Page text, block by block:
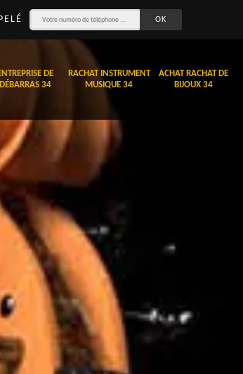
DE
DÉBARRAS 34
RACHAT INSTRUMENT
MUSIQUE 34
ACHAT RACHAT DE
BIJOUX 34